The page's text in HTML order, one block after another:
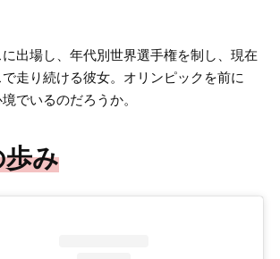
出場し、年代別世界選手権を制し、現在
走り続ける彼女。オリンピックを前に
でいるのだろうか。
み